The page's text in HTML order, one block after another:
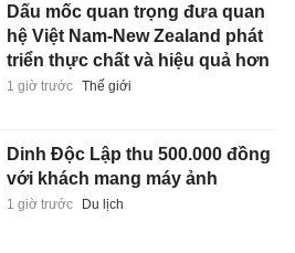
Dấu mốc quan trọng đưa quan
hệ Việt Nam-New Zealand phát
triển thực chất và hiệu quả hơn
1 giờ trước Thế giới
Dinh Độc Lập thu 500.000 đồng
với khách mang máy ảnh
1 giờ trước Du lịch